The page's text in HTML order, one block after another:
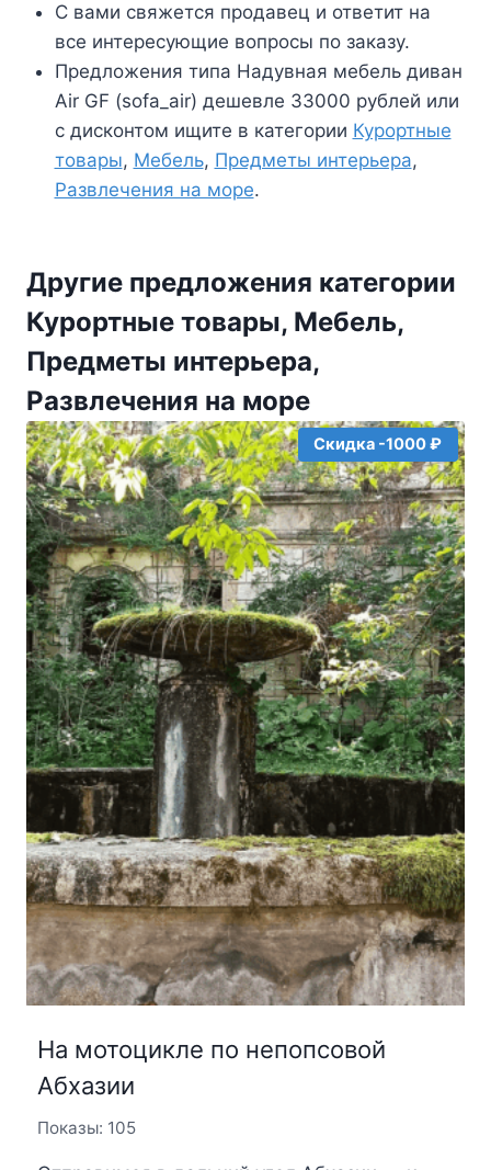
С вами свяжется продавец и ответит на
все интересующие вопросы по заказу.
Предложения типа Надувная мебель диван
Air GF (sofa_air) дешевле 33000 рублей или
с дисконтом ищите в категории Курортные
товары, Мебель, Предметы интерьера,
Развлечения на море.
Другие предложения категории
Курортные товары, Мебель,
Предметы интерьера,
Развлечения на море
Скидка -1000 ₽
На мотоцикле по непопсовой
Абхазии
Показы: 105